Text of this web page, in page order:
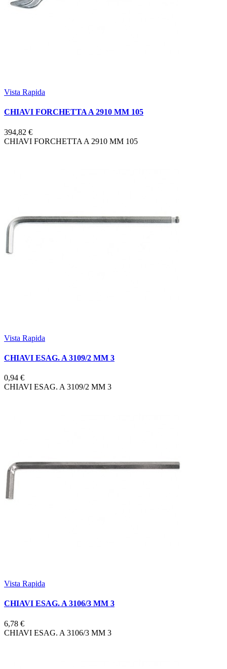
Vista Rapida
CHIAVI FORCHETTA A 2910 MM 105
394,82 €
CHIAVI FORCHETTA A 2910 MM 105
Vista Rapida
CHIAVI ESAG. A 3109/2 MM 3
0,94 €
CHIAVI ESAG. A 3109/2 MM 3
Vista Rapida
CHIAVI ESAG. A 3106/3 MM 3
6,78 €
CHIAVI ESAG. A 3106/3 MM 3